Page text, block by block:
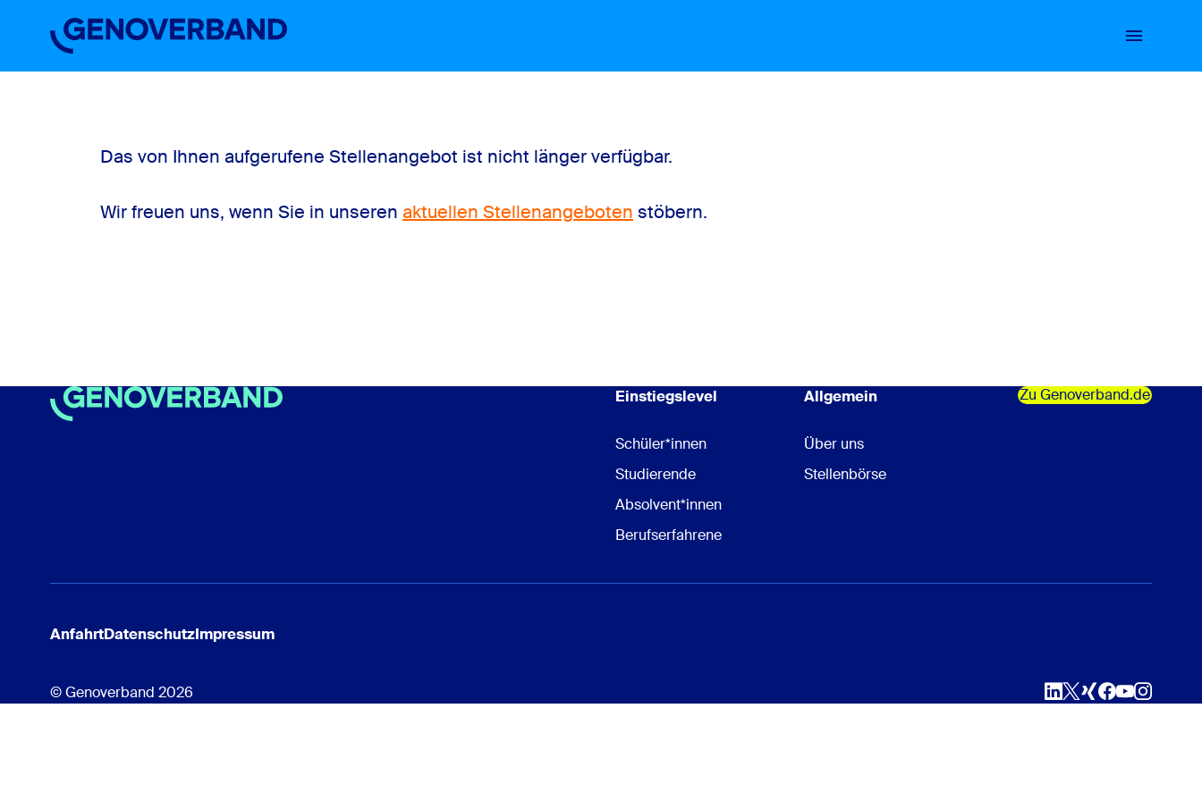
Einstiegslevel
Das von Ihnen aufgerufene Stellenangebot ist nicht länger verfügbar.
Wir freuen uns, wenn Sie in unseren aktuellen Stellenangeboten stöbern.
Einstiegslevel
Schüler*innen
Studierende
Absolvent*innen
Berufserfahrene
Allgemein
Über uns
Stellenbörse
Zu Genoverband.de
AnfahrtDatenschutzImpressum
© Genoverband 2026